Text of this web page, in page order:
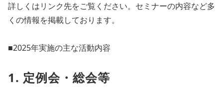
詳しくはリンク先をご覧ください。セミナーの内容など多
くの情報を掲載しております。
■2025年実施の主な活動内容
1. 定例会・総会等